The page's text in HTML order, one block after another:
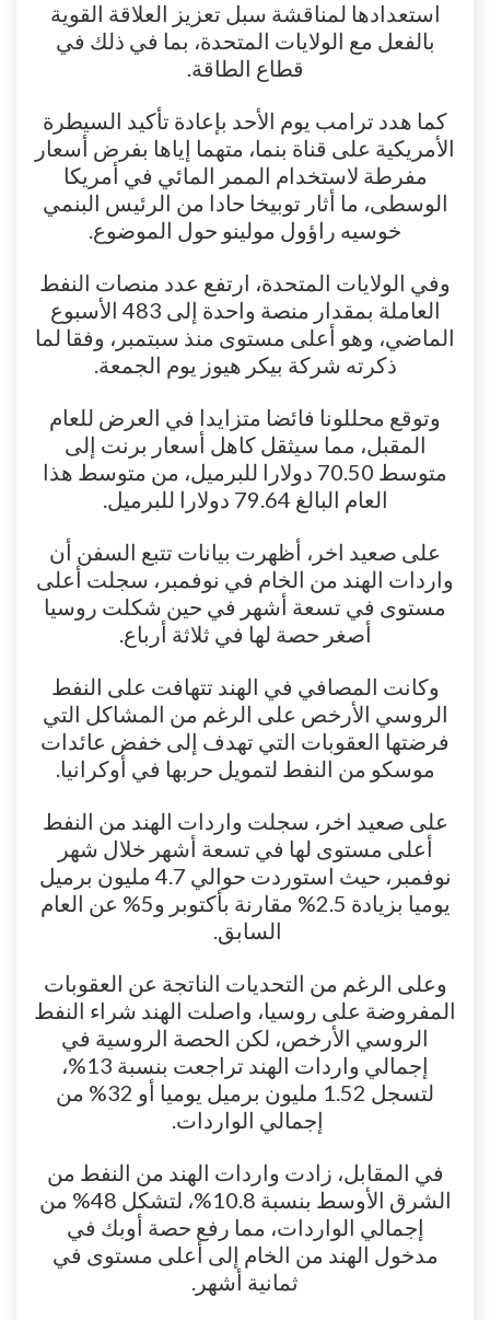
استعدادها لمناقشة سبل تعزيز العلاقة القوية
بالفعل مع الولايات المتحدة، بما في ذلك في
قطاع الطاقة.
كما هدد ترامب يوم الأحد بإعادة تأكيد السيطرة
الأمريكية على قناة بنما، متهما إياها بفرض أسعار
مفرطة لاستخدام الممر المائي في أمريكا
الوسطى، ما أثار توبيخا حادا من الرئيس البنمي
خوسيه راؤول مولينو حول الموضوع.
وفي الولايات المتحدة، ارتفع عدد منصات النفط
العاملة بمقدار منصة واحدة إلى 483 الأسبوع
الماضي، وهو أعلى مستوى منذ سبتمبر، وفقا لما
ذكرته شركة بيكر هيوز يوم الجمعة.
وتوقع محللونا فائضا متزايدا في العرض للعام
المقبل، مما سيثقل كاهل أسعار برنت إلى
متوسط ​​70.50 دولارا للبرميل، من متوسط ​​هذا
العام البالغ 79.64 دولارا للبرميل.
على صعيد اخر، أظهرت بيانات تتبع السفن أن
واردات الهند من الخام في نوفمبر، سجلت أعلى
مستوى في تسعة أشهر في حين شكلت روسيا
أصغر حصة لها في ثلاثة أرباع.
وكانت المصافي في الهند تتهافت على النفط
الروسي الأرخص على الرغم من المشاكل التي
فرضتها العقوبات التي تهدف إلى خفض عائدات
موسكو من النفط لتمويل حربها في أوكرانيا.
على صعيد اخر، سجلت واردات الهند من النفط
أعلى مستوى لها في تسعة أشهر خلال شهر
نوفمبر، حيث استوردت حوالي 4.7 مليون برميل
يوميا بزيادة 2.5% مقارنة بأكتوبر و5% عن العام
السابق.
وعلى الرغم من التحديات الناتجة عن العقوبات
المفروضة على روسيا، واصلت الهند شراء النفط
الروسي الأرخص، لكن الحصة الروسية في
إجمالي واردات الهند تراجعت بنسبة 13%،
لتسجل 1.52 مليون برميل يوميا أو 32% من
إجمالي الواردات.
في المقابل، زادت واردات الهند من النفط من
الشرق الأوسط بنسبة 10.8%، لتشكل 48% من
إجمالي الواردات، مما رفع حصة أوبك في
مدخول الهند من الخام إلى أعلى مستوى في
ثمانية أشهر.